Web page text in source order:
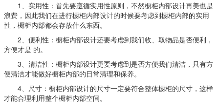
1、实用性：首先要遵循实用性原则，不然橱柜内部设计再美也是
浪费，因此我们在进行橱柜内部设计的时候要考虑到橱柜内部的实用
性，橱柜内部都会存放什么东西。
2、便利性：橱柜内部设计还要考虑到我们收、取物品是否便利，
方便才是 的。
3、清洁性：橱柜内部设计更要考虑到是否方便我们清洁，只有方
便清洁才能做好橱柜内部的日常清理和保养。
4、尺寸：橱柜内部设计的尺寸一定要符合整体橱柜的尺寸，这样
才能合理利用整个橱柜内部空间。